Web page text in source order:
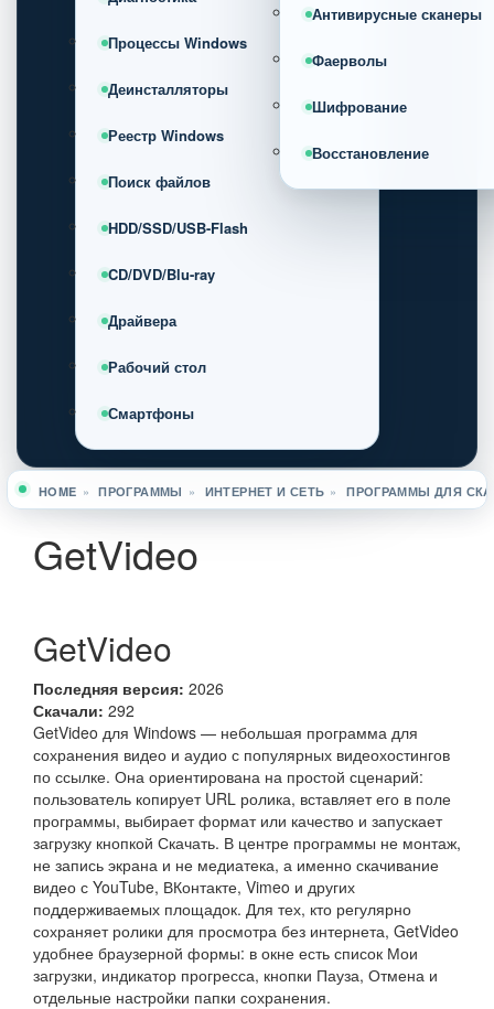
Процессы Windows
Деинсталляторы
Реестр Windows
Поиск файлов
HDD/SSD/USB-Flash
CD/DVD/Blu-ray
Драйвера
Рабочий стол
Смартфоны
Антивирусные сканеры
Фаерволы
Шифрование
Восстановление
Вы здесь
HOME » ПРОГРАММЫ » ИНТЕРНЕТ И СЕТЬ » ПРОГРАММЫ ДЛЯ
GetVideo
GetVideo
Последняя версия: 2026
Скачали: 292
GetVideo для Windows — небольшая программа для
сохранения видео и аудио с популярных видеохостингов
по ссылке. Она ориентирована на простой сценарий:
пользователь копирует URL ролика, вставляет его в поле
программы, выбирает формат или качество и запускает
загрузку кнопкой Скачать. В центре программы не монтаж,
не запись экрана и не медиатека, а именно скачивание
видео с YouTube, ВКонтакте, Vimeo и других
поддерживаемых площадок. Для тех, кто регулярно
сохраняет ролики для просмотра без интернета, GetVideo
удобнее браузерной формы: в окне есть список Мои
загрузки, индикатор прогресса, кнопки Пауза, Отмена и
отдельные настройки папки сохранения.